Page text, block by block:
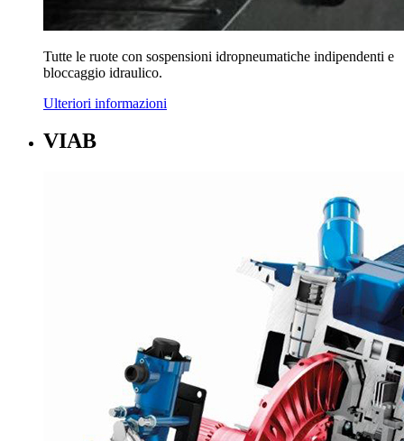
Tutte le ruote con sospensioni idropneumatiche indipendenti e
bloccaggio idraulico.
Ulteriori informazioni
VIAB